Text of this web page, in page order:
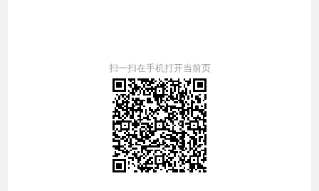
扫一扫在手机打开当前页